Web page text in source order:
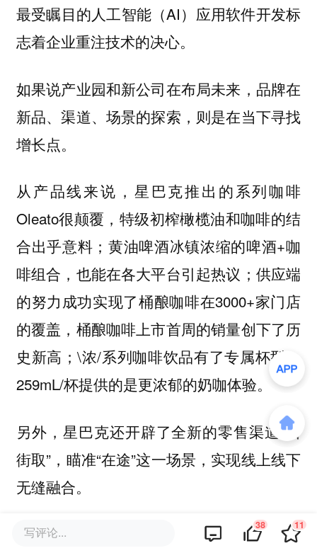
最受瞩目的人工智能（AI）应用软件开发标
志着企业重注技术的决心。
如果说产业园和新公司在布局未来，品牌在
新品、渠道、场景的探索，则是在当下寻找
增长点。
从产品线来说，星巴克推出的系列咖啡
Oleato很颠覆，特级初榨橄榄油和咖啡的结
合出乎意料；黄油啤酒冰镇浓缩的啤酒+咖
啡组合，也能在各大平台引起热议；供应端
的努力成功实现了桶酿咖啡在3000+家门店
的覆盖，桶酿咖啡上市首周的销量创下了历
史新高；\浓/系列咖啡饮品有了专属杯型，
259mL/杯提供的是更浓郁的奶咖体验。
另外，星巴克还开辟了全新的零售渠道“沿
街取”，瞄准“在途”这一场景，实现线上线下
无缝融合。
更接地气、更下沉，也是星巴克在2023年的
写评论... 38 11